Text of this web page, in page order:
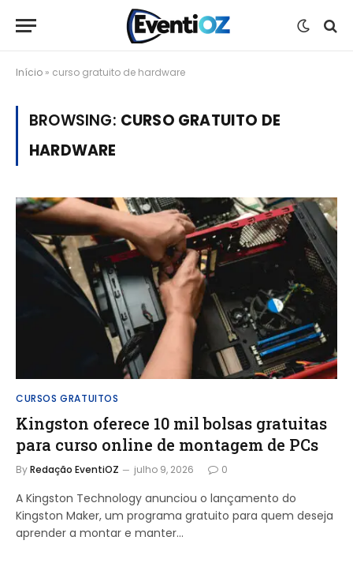
Início » curso gratuito de hardware
BROWSING: CURSO GRATUITO DE
HARDWARE
CURSOS GRATUITOS
Kingston oferece 10 mil bolsas gratuitas
para curso online de montagem de PCs
ByRedação EventiOZ julho 9, 2026 0
A Kingston Technology anunciou o lançamento do
Kingston Maker, um programa gratuito para quem deseja
aprender a montar e manter…